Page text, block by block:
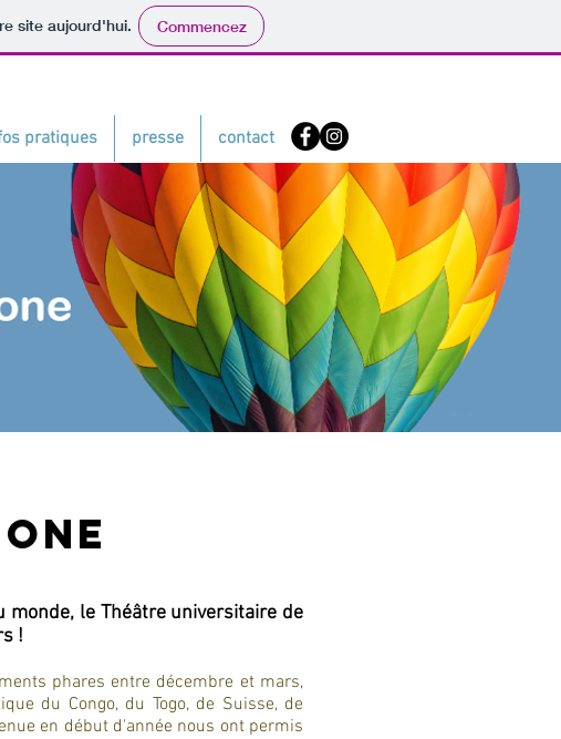
site aujourd'hui. Commencez
pratiques presse contact
le Théâtre universitaire de
!
phares entre décembre et mars,
du Congo, du Togo, de Suisse, de
en début d'année nous ont permis